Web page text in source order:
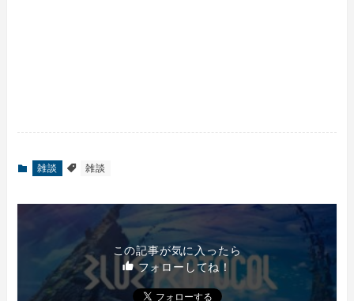
雑談 雑談
この記事が気に入ったら
フォローしてね！